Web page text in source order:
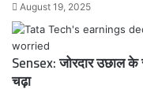
August 19, 2025
Sensex: जोरदार उछाल
चढ़ा